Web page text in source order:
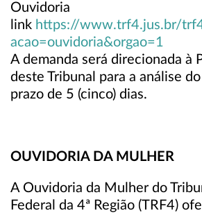
Ouvidoria
link https://www.trf4.jus.br/
acao=ouvidoria&orgao=1
A demanda será direcionada à
deste Tribunal para a análise
prazo de 5 (cinco) dias.
OUVIDORIA DA MULHER
A Ouvidoria da Mulher do
Federal da 4ª Região (TRF4)